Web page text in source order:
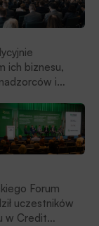
ich biznesu,
i
technologiczne.
i
Wymaga
i kapitałem w
Finansowy
Forum
uczestników
w Credit